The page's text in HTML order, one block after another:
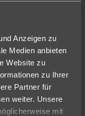
Anzeigen zu
Medien anbieten
Website zu
zu Ihrer
Partner für
weiter. Unsere
mit
Nur Hotel